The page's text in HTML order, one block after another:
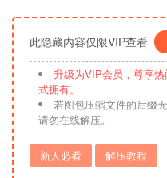
此隐藏内容仅限VIP查看
升级为VIP会员，尊享
式拥有。
若图包压缩文件的后缀
请勿在线解压。
新人必看 解压教程